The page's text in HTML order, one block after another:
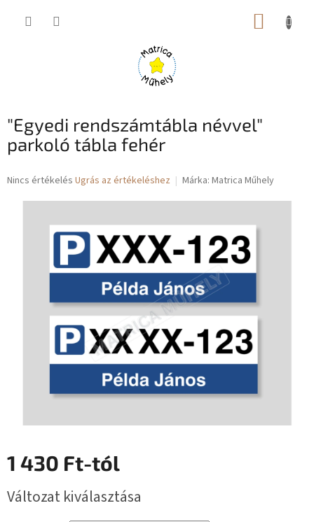
KOSÁR
"Egyedi rendszámtábla névvel"
parkoló tábla fehér
A
Nincs értékelés Ugrás az értékeléshez Márka: Matrica Műhely
1 430 Ft-tól
Változat kiválasztása